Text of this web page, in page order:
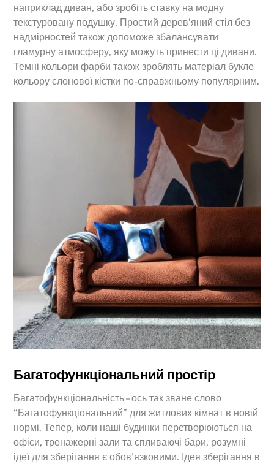
наприклад диван, або зробіть ставку на модну
текстуровану подушку. Простий дерев’яний стіл без
надмірностей також допоможе збалансувати
гламурну атмосферу, яку можуть принести ці дивани.
Темні кольори фарби також зроблять матеріал букле
кольору слонової кістки по-справжньому популярним.
Багатофункціональний простір
Багатофункціональність – ось так зване слово
“Багатофункціональний” для житлових кімнат в новій
нормі. Тепер, коли наші будинки перетворюються на
офіси, тренажерні зали та спливаючі бари, розумні
ідеї для зберігання є обов’язковими. Ідея зберігання в